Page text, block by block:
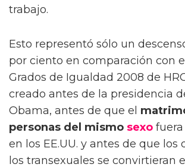
trabajo.
Esto representó sólo un
por ciento en comparación con
Grados de Igualdad 2008 de
creado antes de la presidencia
Obama, antes de que el
personas del mismo sexo
en los EE.UU. y antes de que los
los transexuales se convirtieran